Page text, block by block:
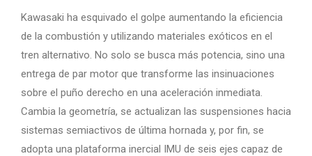
Kawasaki ha esquivado el golpe aumentando la eficiencia
de la combustión y utilizando materiales exóticos en el
tren alternativo. No solo se busca más potencia, sino una
entrega de par motor que transforme las insinuaciones
sobre el puño derecho en una aceleración inmediata.
Cambia la geometría, se actualizan las suspensiones hacia
sistemas semiactivos de última hornada y, por fin, se
adopta una plataforma inercial IMU de seis ejes capaz de